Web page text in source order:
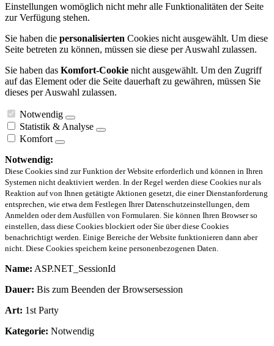
Einstellungen womöglich nicht mehr alle Funktionalitäten der Seite
zur Verfügung stehen.
Sie haben die personalisierten Cookies nicht ausgewählt. Um diese
Seite betreten zu können, müssen sie diese per Auswahl zulassen.
Sie haben das Komfort-Cookie nicht ausgewählt. Um den Zugriff
auf das Element oder die Seite dauerhaft zu gewähren, müssen Sie
dieses per Auswahl zulassen.
Notwendig
Statistik & Analyse
Komfort
Notwendig:
Diese Cookies sind zur Funktion der Website erforderlich und können in Ihren
Systemen nicht deaktiviert werden. In der Regel werden diese Cookies nur als
Reaktion auf von Ihnen getätigte Aktionen gesetzt, die einer Dienstanforderung
entsprechen, wie etwa dem Festlegen Ihrer Datenschutzeinstellungen, dem
Anmelden oder dem Ausfüllen von Formularen. Sie können Ihren Browser so
einstellen, dass diese Cookies blockiert oder Sie über diese Cookies
benachrichtigt werden. Einige Bereiche der Website funktionieren dann aber
nicht. Diese Cookies speichern keine personenbezogenen Daten.
Name: ASP.NET_SessionId
Dauer: Bis zum Beenden der Browsersession
Art: 1st Party
Kategorie: Notwendig